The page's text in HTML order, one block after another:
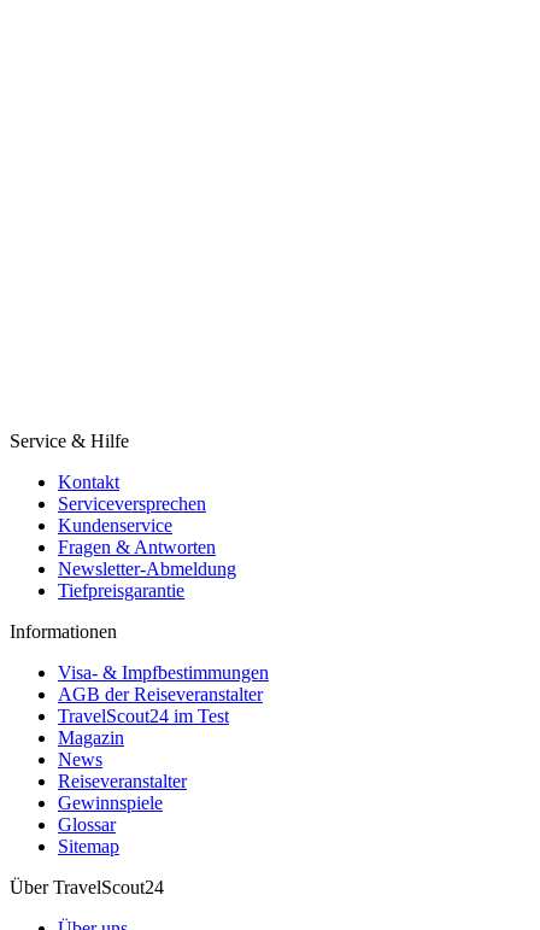
Service & Hilfe
Kontakt
Serviceversprechen
Kundenservice
Fragen & Antworten
Newsletter-Abmeldung
Tiefpreisgarantie
Informationen
Visa- & Impfbestimmungen
AGB der Reiseveranstalter
TravelScout24 im Test
Magazin
News
Reiseveranstalter
Gewinnspiele
Glossar
Sitemap
Über TravelScout24